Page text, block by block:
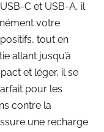
C et USB-A, il
votre
tout en
allant jusqu’à
et léger, il se
pour les
contre la
une recharge